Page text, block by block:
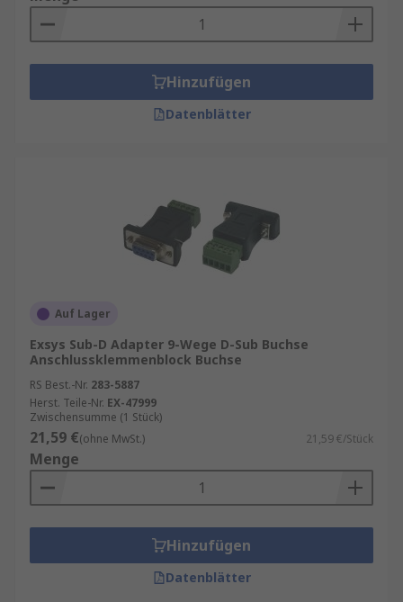
Hinzufügen
Datenblätter
Auf Lager
Exsys Sub-D Adapter 9-Wege D-Sub Buchse
Anschlussklemmenblock Buchse
RS Best.-Nr. 283-5887
Herst. Teile-Nr. EX-47999
Zwischensumme (1 Stück)
21,59 €(ohne MwSt.) 21,59 €/Stück
Menge
Hinzufügen
Datenblätter